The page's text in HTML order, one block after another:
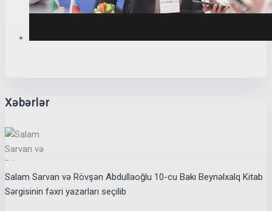
Xəbərlər
Salam Sarvan və Rövşən Abdullaoğlu 10-cu Bakı Beynəlxalq Kitab
Sərgisinin fəxri yazarları seçilib